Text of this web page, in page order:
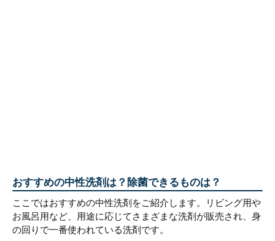
おすすめの中性洗剤は？除菌できるものは？
ここではおすすめの中性洗剤をご紹介します。リビング用や
お風呂用など、用途に応じてさまざまな洗剤が販売され、身
の回りで一番使われている洗剤です。